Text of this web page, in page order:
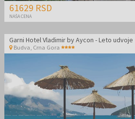
61629 RSD
NAŠA CENA
Garni Hotel Vladimir by Aycon - Leto udvoje
Budva Crna Gora